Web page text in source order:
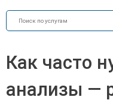
Как часто
анализы —